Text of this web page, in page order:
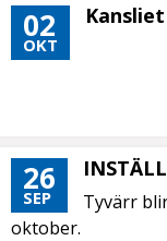
02
OKT
26
SEP
Tyvärr
oktober.